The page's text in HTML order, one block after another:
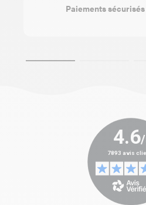
Paiements sécurisés